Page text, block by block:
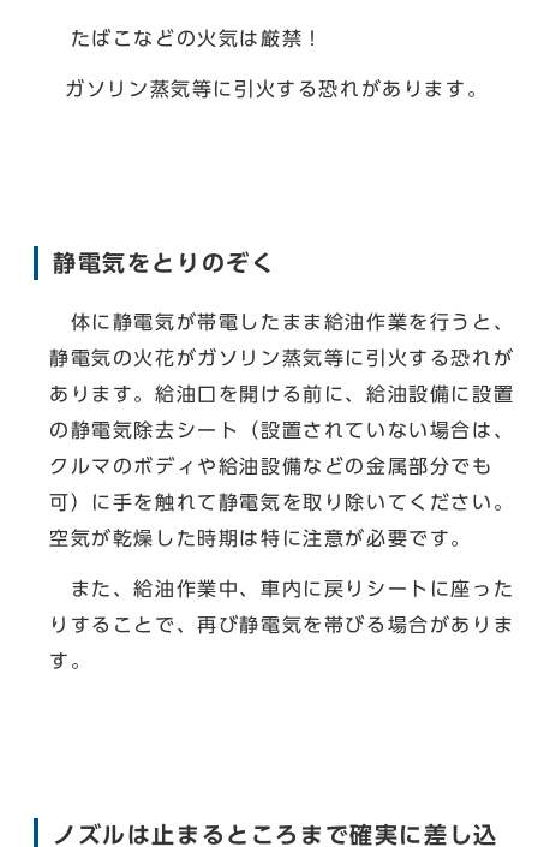
たばこなどの火気は厳禁！
ガソリン蒸気等に引火する恐れがあります。
静電気をとりのぞく
体に静電気が帯電したまま給油作業を行うと、
静電気の火花がガソリン蒸気等に引火する恐れが
あります。給油口を開ける前に、給油設備に設置
の静電気除去シート（設置されていない場合は、
クルマのボディや給油設備などの金属部分でも
可）に手を触れて静電気を取り除いてください。
空気が乾燥した時期は特に注意が必要です。
また、給油作業中、車内に戻りシートに座った
りすることで、再び静電気を帯びる場合がありま
す。
ノズルは止まるところまで確実に差し込